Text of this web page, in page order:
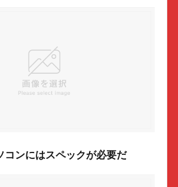
コンにはスペックが必要だ